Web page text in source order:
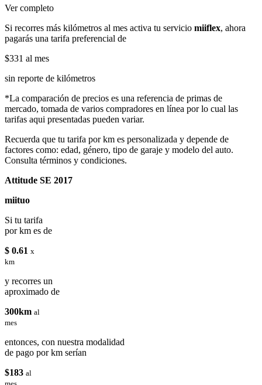
Ver completo
Si recorres más kilómetros al mes activa tu servicio miiflex, ahora
pagarás una tarifa preferencial de
$331 al mes
sin reporte de kilómetros
*La comparación de precios es una referencia de primas de
mercado, tomada de varios compradores en línea por lo cual las
tarifas aqui presentadas pueden variar.
Recuerda que tu tarifa por km es personalizada y depende de
factores como: edad, género, tipo de garaje y modelo del auto.
Consulta términos y condiciones.
Attitude SE 2017
miituo
Si tu tarifa
por km es de
$ 0.61 x
km
y recorres un
aproximado de
300km al
mes
entonces, con nuestra modalidad
de pago por km serían
$183 al